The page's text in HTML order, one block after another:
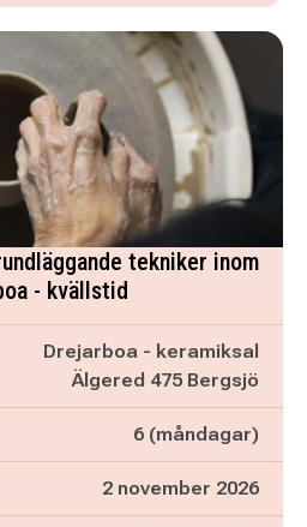
tekniker inom
- kvällstid
Drejarboa - keramiksal
Älgered 475 Bergsjö
6 (måndagar)
2 november 2026